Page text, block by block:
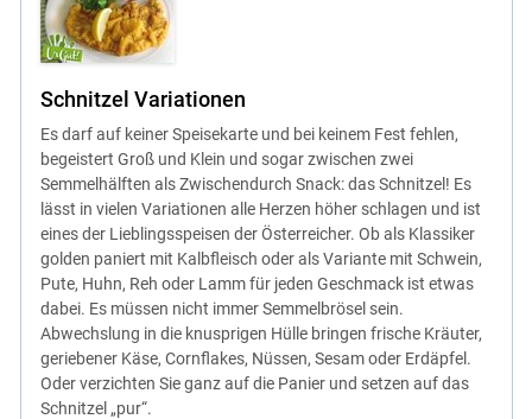
Schnitzel Variationen
Es darf auf keiner Speisekarte und bei keinem Fest fehlen,
begeistert Groß und Klein und sogar zwischen zwei
Semmelhälften als Zwischendurch Snack: das Schnitzel! Es
lässt in vielen Variationen alle Herzen höher schlagen und ist
eines der Lieblingsspeisen der Österreicher. Ob als Klassiker
golden paniert mit Kalbfleisch oder als Variante mit Schwein,
Pute, Huhn, Reh oder Lamm für jeden Geschmack ist etwas
dabei. Es müssen nicht immer Semmelbrösel sein.
Abwechslung in die knusprigen Hülle bringen frische Kräuter,
geriebener Käse, Cornflakes, Nüssen, Sesam oder Erdäpfel.
Oder verzichten Sie ganz auf die Panier und setzen auf das
Schnitzel „pur“.